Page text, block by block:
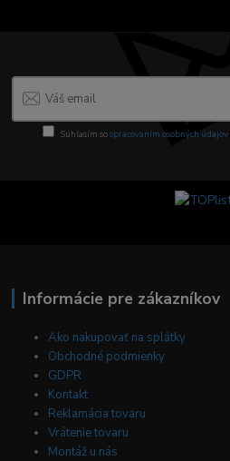
Súhlasím sospracovaním osobných údajov
Informácie pre zákazníkov
Ako nakupovať na splátky
Obchodné podmienky
GDPR
Kontakt
Reklamácia tovaru
Vrátenie tovaru
Montáž u nás